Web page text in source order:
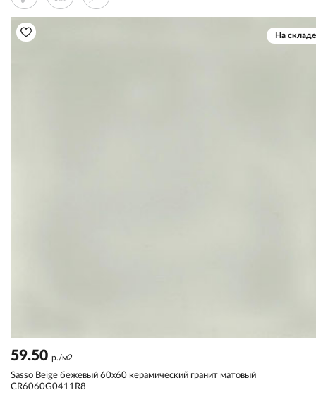
На складе
59.50 р./м2
Sassо Beige бежевый 60x60 керамический гранит матовый
CR6060G0411R8